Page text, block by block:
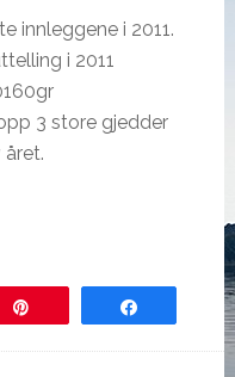
innleggene i 2011.
i 2011
3 store gjedder